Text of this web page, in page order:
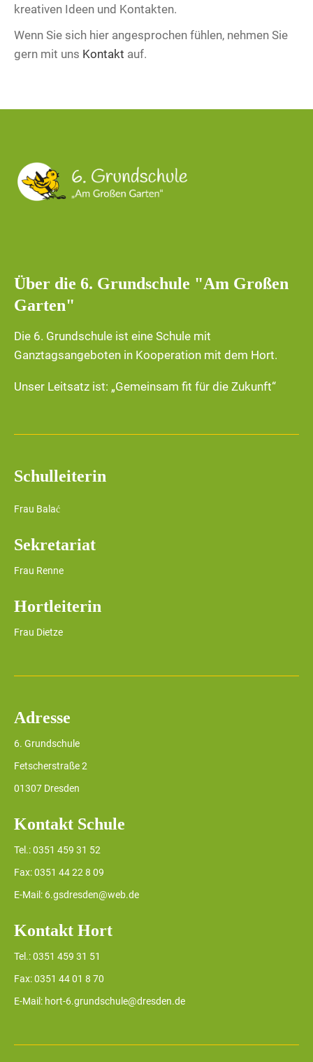
kreativen Ideen und Kontakten.
Wenn Sie sich hier angesprochen fühlen, nehmen Sie
gern mit uns Kontakt auf.
Über die 6. Grundschule "Am Großen
Garten"
Die 6. Grundschule ist eine Schule mit
Ganztagsangeboten in Kooperation mit dem Hort.
Unser Leitsatz ist: „Gemeinsam fit für die Zukunft“
Schulleiterin
Frau Balać
Sekretariat
Frau Renne
Hortleiterin
Frau Dietze
Adresse
6. Grundschule
Fetscherstraße 2
01307 Dresden
Kontakt Schule
Tel.: 0351 459 31 52
Fax: 0351 44 22 8 09
E-Mail: 6.gsdresden@web.de
Kontakt Hort
Tel.: 0351 459 31 51
Fax: 0351 44 01 8 70
E-Mail: hort-6.grundschule@dresden.de